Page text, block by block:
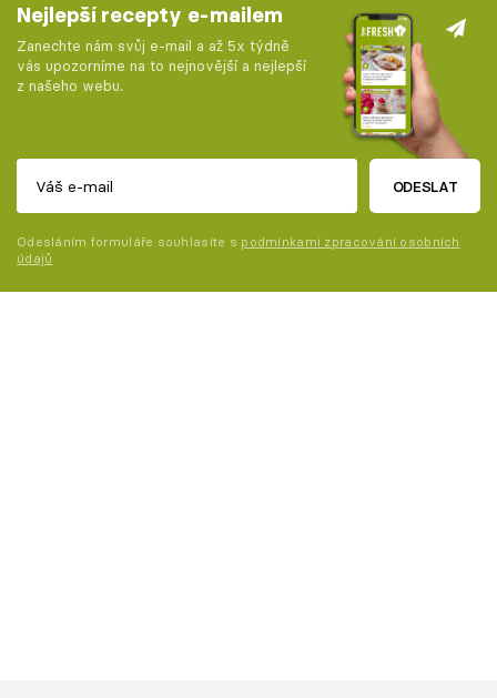
Nejlepší recepty e-mailem
Zanechte nám svůj e-mail a až 5x týdně
vás upozorníme na to nejnovější a nejlepší
z našeho webu.
ODESLAT
Odesláním formuláře souhlasíte s podmínkami zpracování osobních
údajů